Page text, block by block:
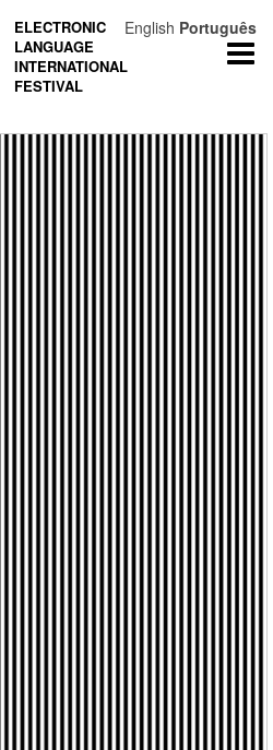
ELECTRONIC
LANGUAGE
INTERNATIONAL
FESTIVAL
English Português